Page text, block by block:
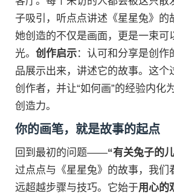
子吸引，听点点讲述《星星兔》的
她创造的不仅是画面，更是一束可
光。 创作启示：认可和分享是创作
品展示出来，讲述它的故事。这个
创作者，并让“如何画”的经验内化
创造力。
你的画笔，就是故事的起点
回到最初的问题——“有关兔子的
过点点与《星星兔》的故事，我们
远超越步骤与技巧。它始于用心的